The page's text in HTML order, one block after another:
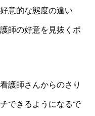
意的な態度の違い
師の好意を見抜くポ
護師さんからのさり
できるようになるで